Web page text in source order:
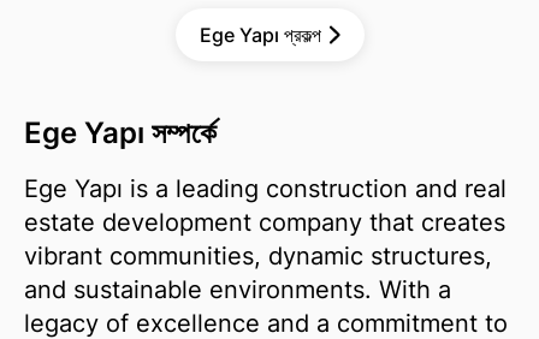
Ege Yapı প্রকল্প
Ege Yapı সম্পর্কে
Ege Yapı is a leading construction and real
estate development company that creates
vibrant communities, dynamic structures,
and sustainable environments. With a
legacy of excellence and a commitment to